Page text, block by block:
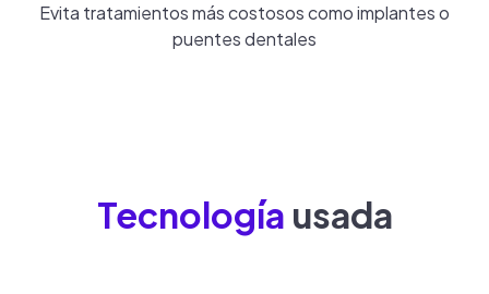
Evita tratamientos más costosos como implantes o
puentes dentales
Tecnología usada